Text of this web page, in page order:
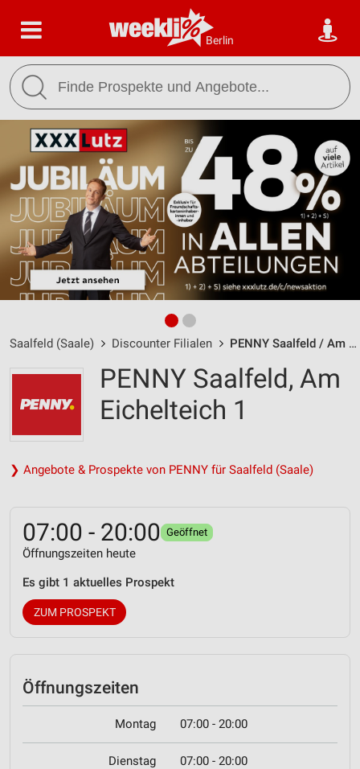
Berlin
Saalfeld (Saale) Discounter Filialen PENNY Saalfeld / Am Eichelteich 1 - Öffnungszeiten & Adresse
PENNY Saalfeld, Am
Eichelteich 1
❯ Angebote & Prospekte von PENNY für Saalfeld (Saale)
07:00 - 20:00 Geöffnet
Öffnungszeiten heute
Es gibt 1 aktuelles Prospekt
ZUM PROSPEKT
Öffnungszeiten
Montag 07:00 - 20:00
Dienstag 07:00 - 20:00